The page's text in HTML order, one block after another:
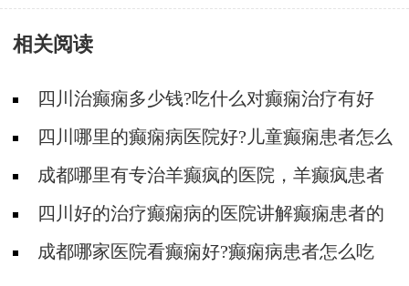
起失忆吗?
相关阅读
四川治癫痫多少钱?吃什么对癫痫治疗有好
处? 四川哪里的癫痫病医院好?儿童癫痫患者怎么
吃?成都哪里有专治羊癫疯的医院，羊癫疯患者
的饮食有哪些?
四川好的治疗癫痫病的医院讲解癫痫患者的
饮食禁忌
成都哪家医院看癫痫好?癫痫病患者怎么吃